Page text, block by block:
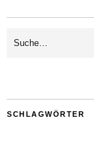
SCHLAGWÖRTER